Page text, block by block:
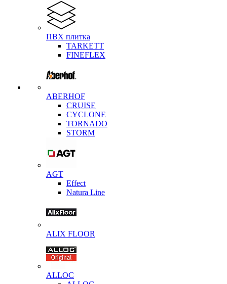
ПВХ плитка
TARKETT
FINEFLEX
ABERHOF
CRUISE
CYCLONE
TORNADO
STORM
AGT
Effect
Natura Line
ALIX FLOOR
ALLOC